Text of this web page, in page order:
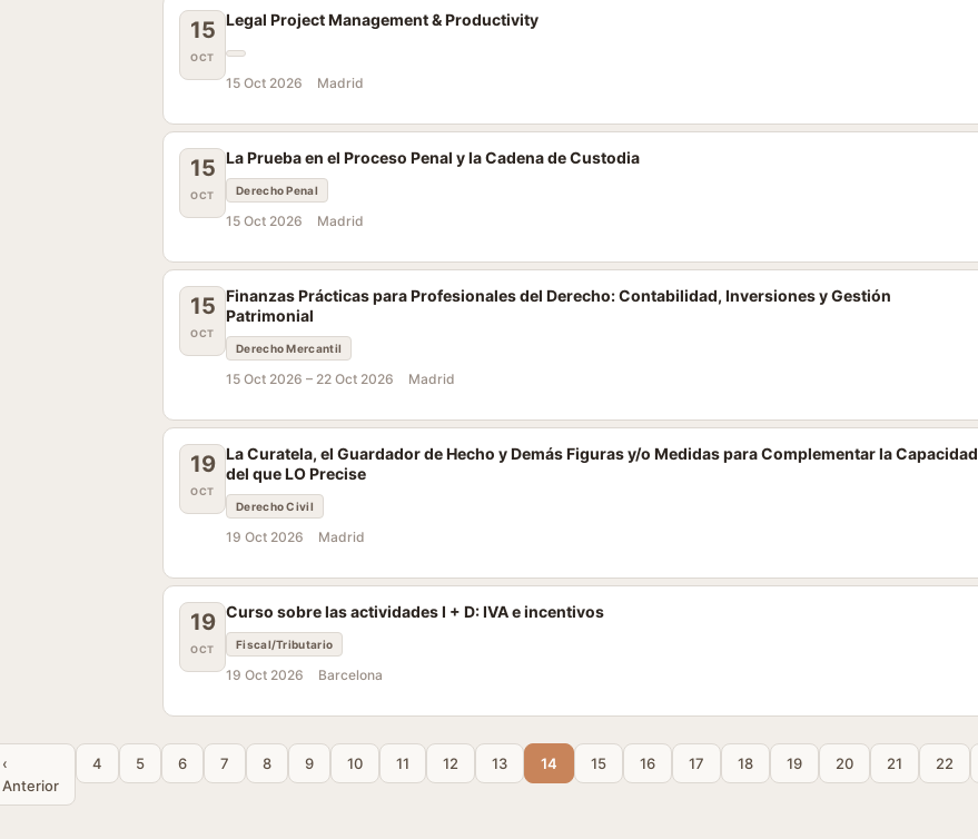
15
OCT
Legal Project Management & Productivity
15 Oct 2026 Madrid
15
OCT
La Prueba en el Proceso Penal y la Cadena de Custodia
Derecho Penal
15 Oct 2026 Madrid
15
OCT
Finanzas Prácticas para Profesionales del Derecho: Contabilidad, Inversiones y Gestión
Patrimonial
Derecho Mercantil
15 Oct 2026 – 22 Oct 2026 Madrid
19
OCT
La Curatela, el Guardador de Hecho y Demás Figuras y/o Medidas para Complementar la Capacidad
del que LO Precise
Derecho Civil
19 Oct 2026 Madrid
19
OCT
Curso sobre las actividades I + D: IVA e incentivos
Fiscal/Tributario
19 Oct 2026 Barcelona
‹
Anterior
4 5 6 7 8 9 10 11 12 13 14 15 16 17 18 19 20 21 22